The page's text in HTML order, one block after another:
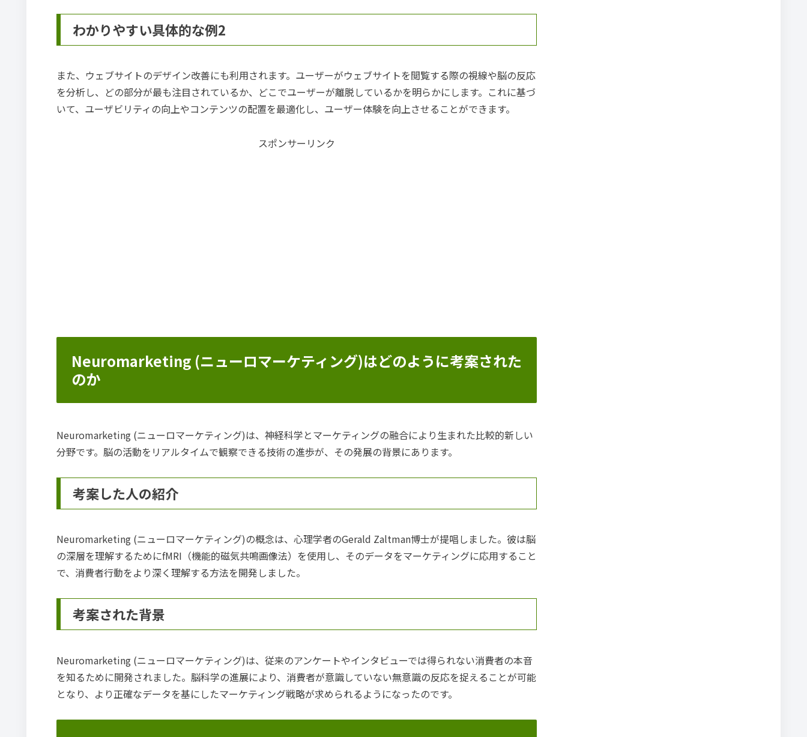
わかりやすい具体的な例2
また、ウェブサイトのデザイン改善にも利用されます。ユーザーがウェブサイトを閲覧する際の視線や脳の反応
を分析し、どの部分が最も注目されているか、どこでユーザーが離脱しているかを明らかにします。これに基づ
いて、ユーザビリティの向上やコンテンツの配置を最適化し、ユーザー体験を向上させることができます。
スポンサーリンク
Neuromarketing (ニューロマーケティング)はどのように考案された
のか
Neuromarketing (ニューロマーケティング)は、神経科学とマーケティングの融合により生まれた比較的新しい
分野です。脳の活動をリアルタイムで観察できる技術の進歩が、その発展の背景にあります。
考案した人の紹介
Neuromarketing (ニューロマーケティング)の概念は、心理学者のGerald Zaltman博士が提唱しました。彼は脳
の深層を理解するためにfMRI（機能的磁気共鳴画像法）を使用し、そのデータをマーケティングに応用すること
で、消費者行動をより深く理解する方法を開発しました。
考案された背景
Neuromarketing (ニューロマーケティング)は、従来のアンケートやインタビューでは得られない消費者の本音
を知るために開発されました。脳科学の進展により、消費者が意識していない無意識の反応を捉えることが可能
となり、より正確なデータを基にしたマーケティング戦略が求められるようになったのです。